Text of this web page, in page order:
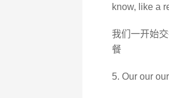
know, like a
我们一开始
餐
5. Our our